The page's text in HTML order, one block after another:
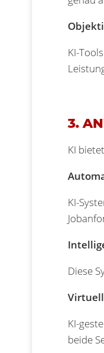
KI-
3.
KI
KI-
Diese
KI-
beide